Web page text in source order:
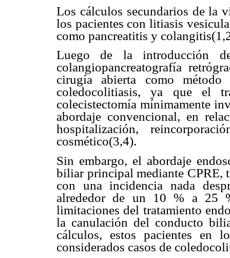
Los cálculos secundarios de la
los pacientes con litiasis
como pancreatitis y
Luego de la introducción
colangiopancreatografía
cirugía abierta como
coledocolitiasis, ya que el
colecistectomía mínimamente
abordaje convencional, en
hospitalización,
cosmético(3,4).
Sin embargo, el abordaje
biliar principal mediante CPRE,
con una incidencia nada
alrededor de un 10 % a 25
limitaciones del tratamiento
la canulación del conducto
cálculos, estos pacientes en
considerados casos de